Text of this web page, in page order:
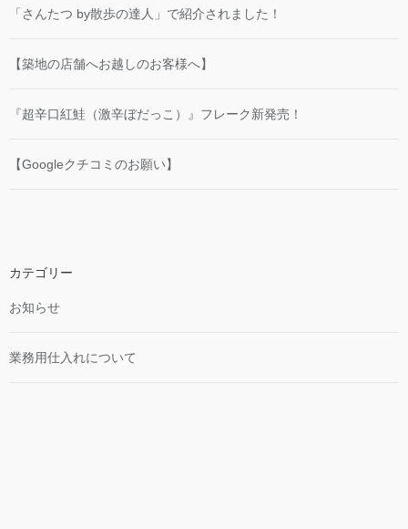
「さんたつ by散歩の達人」で紹介されました！
【築地の店舗へお越しのお客様へ】
『超辛口紅鮭（激辛ぼだっこ）』フレーク新発売！
【Googleクチコミのお願い】
カテゴリー
お知らせ
業務用仕入れについて